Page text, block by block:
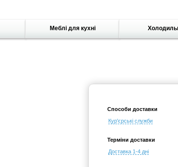
Меблі для кухні
Способи доставки
Кур'єрські служби
Терміни доставки
Доставка 1-4 дні